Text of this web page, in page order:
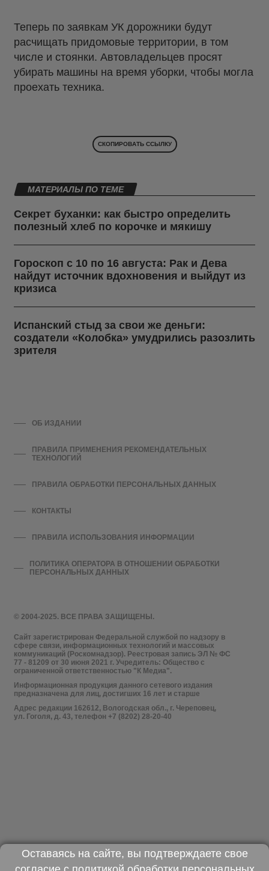
Теперь по заявкам УК дорожники будут
расчищать придомовые территории, в том
числе и стоянки. Автовладельцев просят
убирать машины на время уборки, чтобы могла
проехать техника.
СКОПИРОВАТЬ ССЫЛКУ
МАТЕРИАЛЫ ПО ТЕМЕ
Секрет буханки: как быстро определить
полезный хлеб по корочке и мякишу
Гороскоп с 10 по 16 августа: Рак и Дева
найдут источник вдохновения и выйдут из
кризиса
Испанский стыд за свои же деньги:
создатели «Колобка» умудрились разозлить
зрителя
© 2004-2025. ВСЕ ПРАВА ЗАЩИЩЕНЫ.
Сайт зарегистрирован Федеральной службой по надзору в
сфере связи, информационных технологий и массовых
коммуникаций (Роскомнадзор). Реестровая запись ЭЛ № ФС
77 - 81209 от 30 июня 2021 г. Учредитель: Общество с
ограниченной ответственностью "К Медиа".
Информационная продукция данного сетевого издания
предназначена для лиц, достигших 16 лет и старше
Адрес редакции 162612, Вологодская обл., г. Череповец,
ул. Гоголя, д. 43, телефон +7 (8202) 28-20-40
ОБ ИЗДАНИИ
ПРАВИЛА ПРИМЕНЕНИЯ РЕКОМЕНДАТЕЛЬНЫХ
ТЕХНОЛОГИЙ
ПРАВИЛА ОБРАБОТКИ ПЕРСОНАЛЬНЫХ ДАННЫХ
КОНТАКТЫ
ПРАВИЛА ИСПОЛЬЗОВАНИЯ ИНФОРМАЦИИ
ПОЛИТИКА ОПЕРАТОРА В ОТНОШЕНИИ ОБРАБОТКИ
ПЕРСОНАЛЬНЫХ ДАННЫХ
Оставаясь на сайте, вы подтверждаете свое